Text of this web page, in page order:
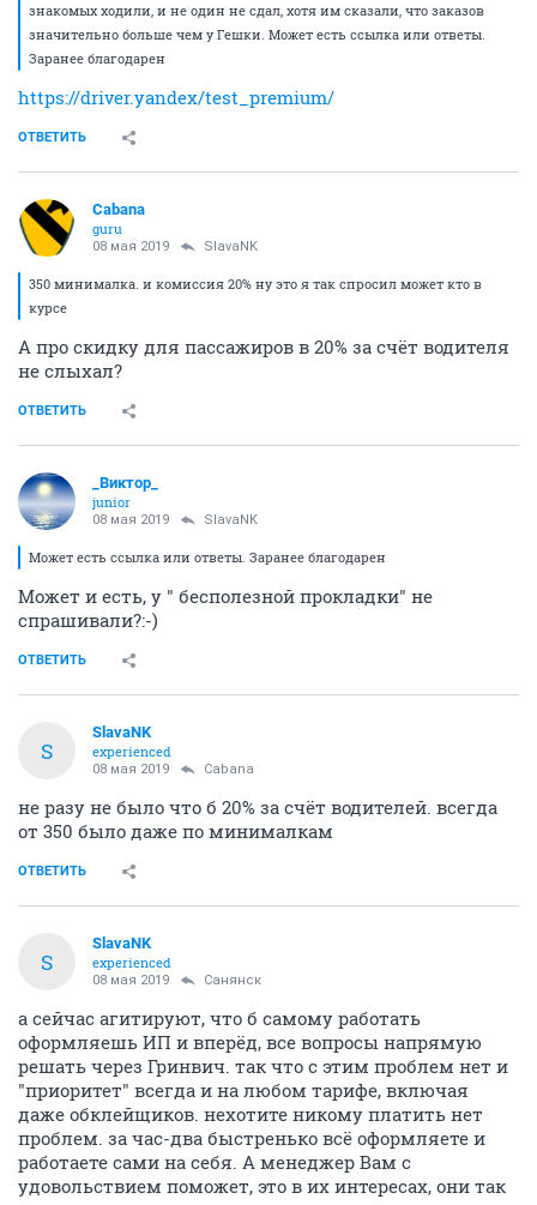
знакомых ходили, и не один не сдал, хотя им сказали, что заказов
значительно больше чем у Гешки. Может есть ссылка или ответы.
Заранее благодарен
https://driver.yandex/test_premium/
ОТВЕТИТЬ
Cabana
guru
08 мая 2019 SlavaNK
350 минималка. и комиссия 20% ну это я так спросил может кто в
курсе
А про скидку для пассажиров в 20% за счёт водителя
не слыхал?
ОТВЕТИТЬ
_Виктор_
juniоr
08 мая 2019 SlavaNK
Может есть ссылка или ответы. Заранее благодарен
Может и есть, у " бесполезной прокладки" не
спрашивали?:-)
ОТВЕТИТЬ
S
SlavaNK
experienced
08 мая 2019 Cabana
не разу не было что б 20% за счёт водителей. всегда
от 350 было даже по минималкам
ОТВЕТИТЬ
S
SlavaNK
experienced
08 мая 2019 Санянск
а сейчас агитируют, что б самому работать
оформляешь ИП и вперёд, все вопросы напрямую
решать через Гринвич. так что с этим проблем нет и
"приоритет" всегда и на любом тарифе, включая
даже обклейщиков. нехотите никому платить нет
проблем. за час-два быстренько всё оформляете и
работаете сами на себя. А менеджер Вам с
удовольствием поможет, это в их интересах, они так